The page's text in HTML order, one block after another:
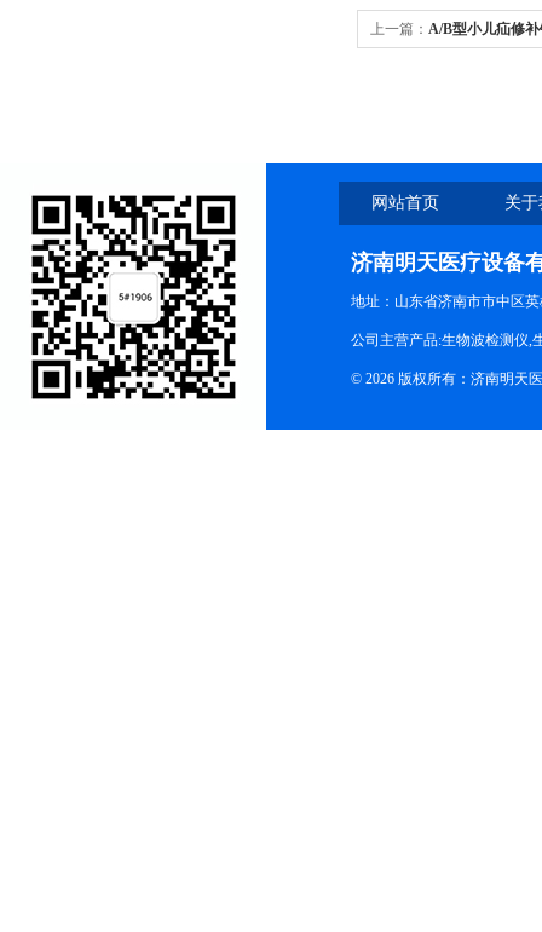
上一篇： A/B型小儿疝修
网站首页 关
济南明天医疗设备
地址：山东省济南市市中区
公司主营产品:生物波检测仪,
© 2026 版权所有：济南明天